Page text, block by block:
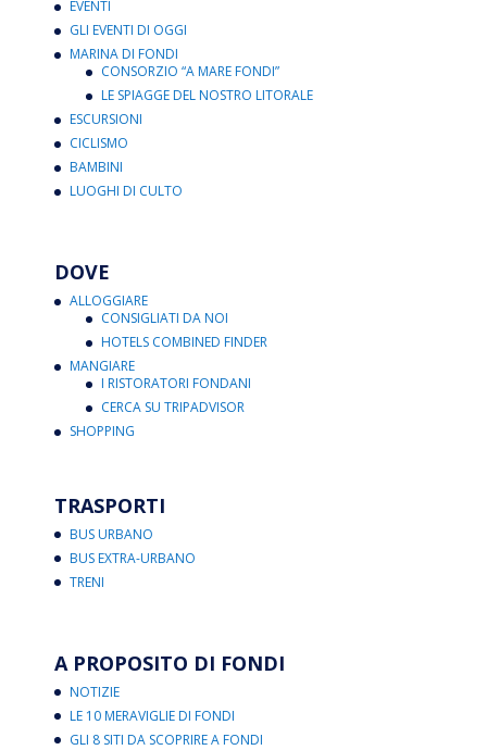
EVENTI
GLI EVENTI DI OGGI
MARINA DI FONDI
CONSORZIO “A MARE FONDI”
LE SPIAGGE DEL NOSTRO LITORALE
ESCURSIONI
CICLISMO
BAMBINI
LUOGHI DI CULTO
DOVE
ALLOGGIARE
CONSIGLIATI DA NOI
HOTELS COMBINED FINDER
MANGIARE
I RISTORATORI FONDANI
CERCA SU TRIPADVISOR
SHOPPING
TRASPORTI
BUS URBANO
BUS EXTRA-URBANO
TRENI
A PROPOSITO DI FONDI
NOTIZIE
LE 10 MERAVIGLIE DI FONDI
GLI 8 SITI DA SCOPRIRE A FONDI